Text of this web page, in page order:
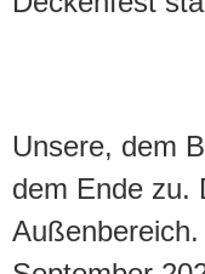
Unsere, dem
dem Ende zu.